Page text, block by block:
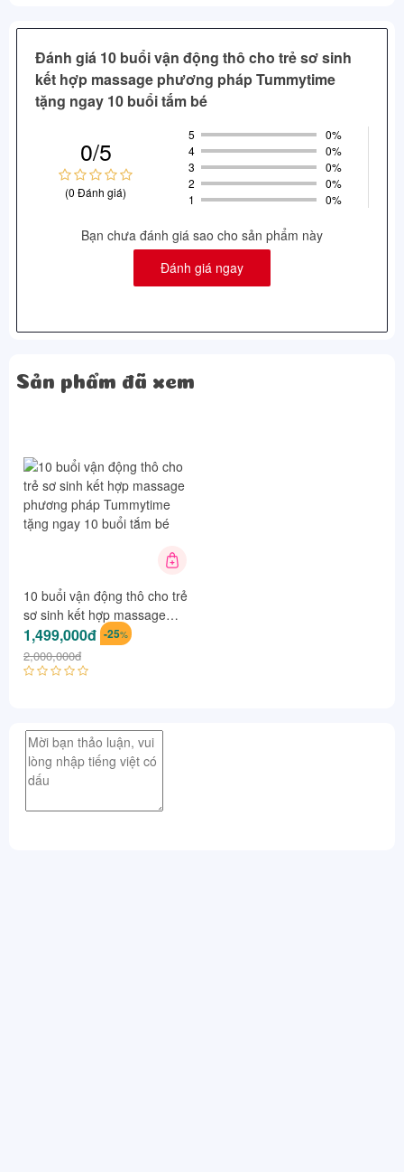
Đánh giá 10 buổi vận động thô cho trẻ sơ sinh
kết hợp massage phương pháp Tummytime
tặng ngay 10 buổi tắm bé
0/5
(0 Đánh giá)
5
0%
4
0%
3
0%
2
0%
1
0%
Bạn chưa đánh giá sao cho sản phẩm này
Đánh giá ngay
Sản phẩm đã xem
10 buổi vận động thô cho trẻ
sơ sinh kết hợp massage
phương pháp Tummytime
tặng ngay 10 buổi tắm bé
1,499,000đ -25%
2,000,000đ